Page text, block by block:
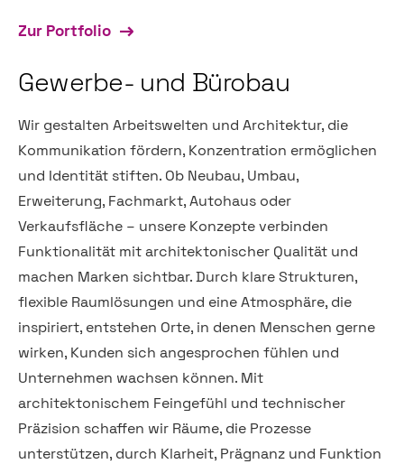
Zur Portfolio
Gewerbe- und Bürobau
Wir gestalten Arbeitswelten und Architektur, die
Kommunikation fördern, Konzentration ermöglichen
und Identität stiften. Ob Neubau, Umbau,
Erweiterung, Fachmarkt, Autohaus oder
Verkaufsfläche – unsere Konzepte verbinden
Funktionalität mit architektonischer Qualität und
machen Marken sichtbar. Durch klare Strukturen,
flexible Raumlösungen und eine Atmosphäre, die
inspiriert, entstehen Orte, in denen Menschen gerne
wirken, Kunden sich angesprochen fühlen und
Unternehmen wachsen können. Mit
architektonischem Feingefühl und technischer
Präzision schaffen wir Räume, die Prozesse
unterstützen, durch Klarheit, Prägnanz und Funktion